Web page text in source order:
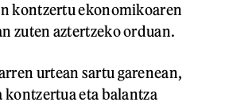
kontzertu ekonomikoaren
zuten aztertzeko orduan.
urtean sartu garenean,
eta balantza